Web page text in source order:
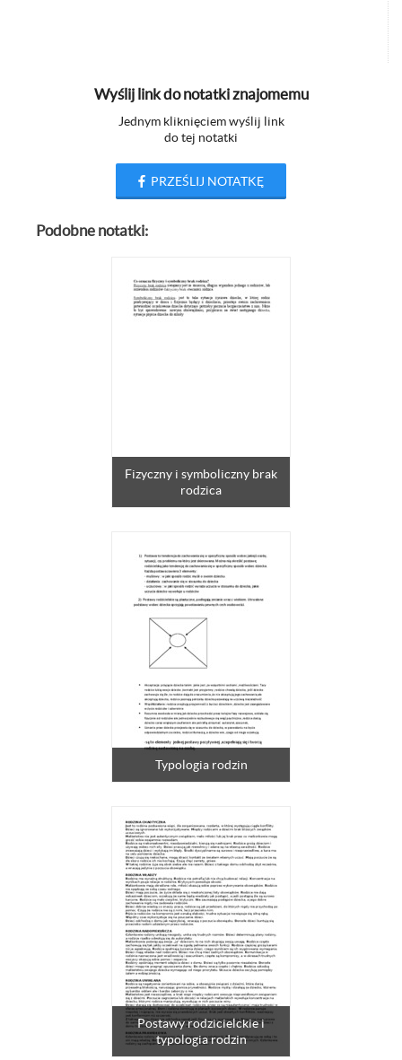
Wyślij link do notatki znajomemu
Jednym kliknięciem wyślij link
do tej notatki
PRZEŚLIJ NOTATKĘ
Podobne notatki:
Fizyczny i symboliczny brak
rodzica
Typologia rodzin
Postawy rodzicielckie i
typologia rodzin